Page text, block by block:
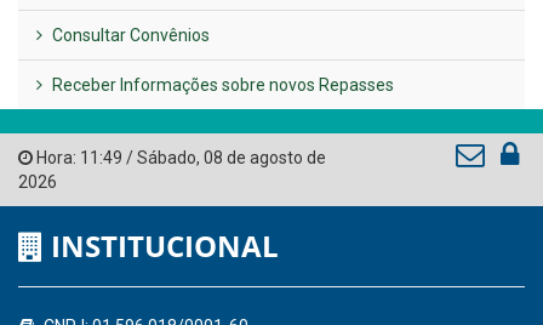
AMUPE
Governo de Pernambuco
Tribunal de Contas do Estado de Pernambuco
Ministério Público do Estado de Pernambuco
Controladoria-Geral da União
Confederação Nacional de Municípios - CNM